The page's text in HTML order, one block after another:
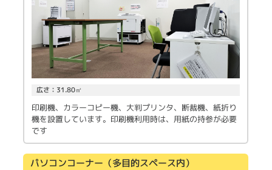
広さ：31.80㎡
印刷機、カラーコピー機、大判プリンタ、断裁機、紙折り
機を設置しています。印刷機利用時は、用紙の持参が必要
です
パソコンコーナー（多目的スペース内）